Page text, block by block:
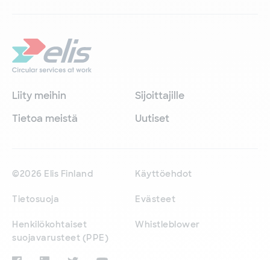
Liity meihin
Sijoittajille
Tietoa meistä
Uutiset
©2026 Elis Finland Käyttöehdot
Tietosuoja Evästeet
Henkilökohtaiset
suojavarusteet (PPE)
Whistleblower